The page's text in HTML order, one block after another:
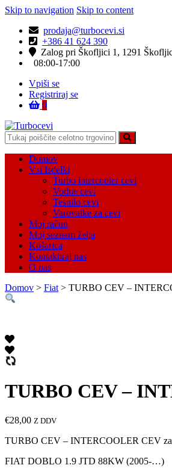
Skip to navigation Skip to content
prodaja@turbocevi.si
+386 41 624 390
Zalog pri Škofljici 1, 1291
08:00-17:00
Vpiši se
Registriraj se
0
Turbocevi
Turbo ideal – turbo cevi
Domov
Vsi Isdelki
Turbo intercooler cevi
Vodne cevi
Tesnilo cevi
Varovalke za cevi
Moj račun
Moj seznam želja
Košarica
Kontaktiraj nas
O nas
Domov > Fiat > TURBO CEV –
TURBO CEV –
€28,00 Z DDV
TURBO CEV – INTERCOOLER CEV za
FIAT DOBLO 1.9 JTD 88KW (2005-…)